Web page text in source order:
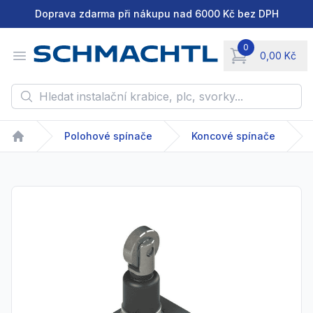
Doprava zdarma při nákupu nad 6000 Kč bez DPH
Open menu
0
0,00 Kč
items in cart,
Hledat instalační krabice, plc, svorky...
Home
Polohové spínače Koncové spínače